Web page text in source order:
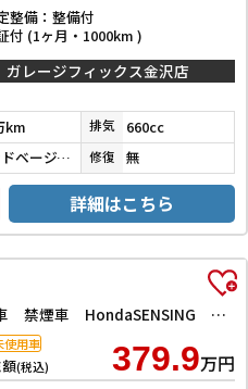
整備：整備付
付 (1ヶ月・1000km )
ガレージフィックス金沢店
km 排気 660cc
サンドベージュメタリック 修復 無
詳細はこちら
e：HEVスパーダ 登録済未使用車 禁煙車 HondaSENSING 両側自動ドア アダプティブクルーズコントロール 電子パーキング パワーバックドア アダプティブクルーズコントロール ブラインドスポットモニター
(税込) 379.9万円
使用車